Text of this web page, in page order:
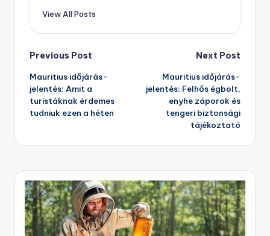
View All Posts
Post
navigation
Previous Post
Mauritius időjárás-
jelentés: Amit a
turistáknak érdemes
tudniuk ezen a héten
Next Post
Mauritius időjárás-
jelentés: Felhős égbolt,
enyhe záporok és
tengeri biztonsági
tájékoztató